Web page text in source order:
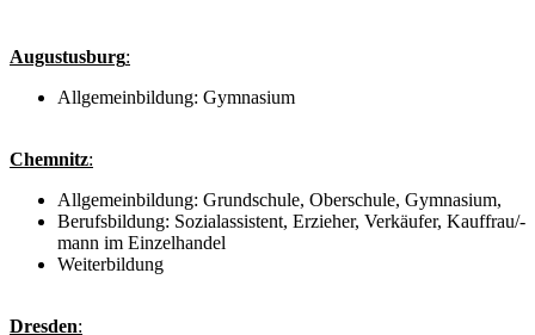
Augustusburg:
Allgemeinbildung: Gymnasium
Chemnitz:
Allgemeinbildung: Grundschule, Oberschule, Gymnasium,
Berufsbildung: Sozialassistent, Erzieher, Verkäufer, Kauffrau/-
mann im Einzelhandel
Weiterbildung
Dresden: